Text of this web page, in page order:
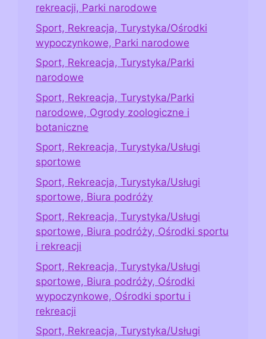
rekreacji, Parki narodowe
Sport, Rekreacja, Turystyka/Ośrodki
wypoczynkowe, Parki narodowe
Sport, Rekreacja, Turystyka/Parki
narodowe
Sport, Rekreacja, Turystyka/Parki
narodowe, Ogrody zoologiczne i
botaniczne
Sport, Rekreacja, Turystyka/Usługi
sportowe
Sport, Rekreacja, Turystyka/Usługi
sportowe, Biura podróży
Sport, Rekreacja, Turystyka/Usługi
sportowe, Biura podróży, Ośrodki sportu
i rekreacji
Sport, Rekreacja, Turystyka/Usługi
sportowe, Biura podróży, Ośrodki
wypoczynkowe, Ośrodki sportu i
rekreacji
Sport, Rekreacja, Turystyka/Usługi